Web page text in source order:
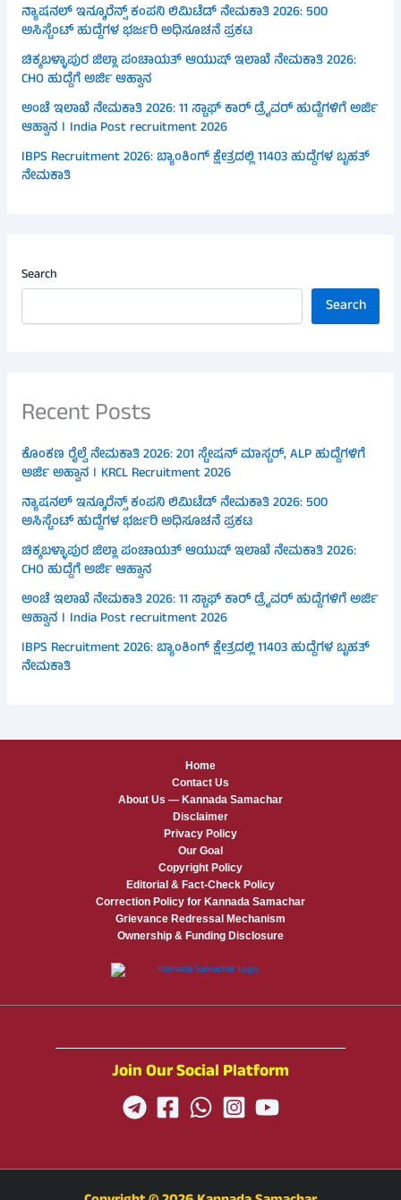
ನ್ಯಾಷನಲ್ ಇನ್ಶೂರೆನ್ಸ್ ಕಂಪನಿ ಲಿಮಿಟೆಡ್ ನೇಮಕಾತಿ 2026: 500
ಅಸಿಸ್ಟೆಂಟ್ ಹುದ್ದೆಗಳ ಭರ್ಜರಿ ಅಧಿಸೂಚನೆ ಪ್ರಕಟ
ಚಿಕ್ಕಬಳ್ಳಾಪುರ ಜಿಲ್ಲಾ ಪಂಚಾಯತ್ ಆಯುಷ್ ಇಲಾಖೆ ನೇಮಕಾತಿ 2026:
CHO ಹುದ್ದೆಗೆ ಅರ್ಜಿ ಆಹ್ವಾನ
ಅಂಚೆ ಇಲಾಖೆ ನೇಮಕಾತಿ 2026: 11 ಸ್ಟಾಫ್ ಕಾರ್ ಡ್ರೈವರ್ ಹುದ್ದೆಗಳಿಗೆ ಅರ್ಜಿ
ಆಹ್ವಾನ । India Post recruitment 2026
IBPS Recruitment 2026: ಬ್ಯಾಂಕಿಂಗ್ ಕ್ಷೇತ್ರದಲ್ಲಿ 11403 ಹುದ್ದೆಗಳ ಬೃಹತ್
ನೇಮಕಾತಿ
Search
Search
Recent Posts
ಕೊಂಕಣ ರೈಲ್ವೆ ನೇಮಕಾತಿ 2026: 201 ಸ್ಟೇಷನ್ ಮಾಸ್ಟರ್, ALP ಹುದ್ದೆಗಳಿಗೆ
ಅರ್ಜಿ ಅಹ್ವಾನ । KRCL Recruitment 2026
ನ್ಯಾಷನಲ್ ಇನ್ಶೂರೆನ್ಸ್ ಕಂಪನಿ ಲಿಮಿಟೆಡ್ ನೇಮಕಾತಿ 2026: 500
ಅಸಿಸ್ಟೆಂಟ್ ಹುದ್ದೆಗಳ ಭರ್ಜರಿ ಅಧಿಸೂಚನೆ ಪ್ರಕಟ
ಚಿಕ್ಕಬಳ್ಳಾಪುರ ಜಿಲ್ಲಾ ಪಂಚಾಯತ್ ಆಯುಷ್ ಇಲಾಖೆ ನೇಮಕಾತಿ 2026:
CHO ಹುದ್ದೆಗೆ ಅರ್ಜಿ ಆಹ್ವಾನ
ಅಂಚೆ ಇಲಾಖೆ ನೇಮಕಾತಿ 2026: 11 ಸ್ಟಾಫ್ ಕಾರ್ ಡ್ರೈವರ್ ಹುದ್ದೆಗಳಿಗೆ ಅರ್ಜಿ
ಆಹ್ವಾನ । India Post recruitment 2026
IBPS Recruitment 2026: ಬ್ಯಾಂಕಿಂಗ್ ಕ್ಷೇತ್ರದಲ್ಲಿ 11403 ಹುದ್ದೆಗಳ ಬೃಹತ್
ನೇಮಕಾತಿ
Home
Contact Us
About Us — Kannada Samachar
Disclaimer
Privacy Policy
Our Goal
Copyright Policy
Editorial & Fact-Check Policy
Correction Policy for Kannada Samachar
Grievance Redressal Mechanism
Ownership & Funding Disclosure
Join Our Social Platform